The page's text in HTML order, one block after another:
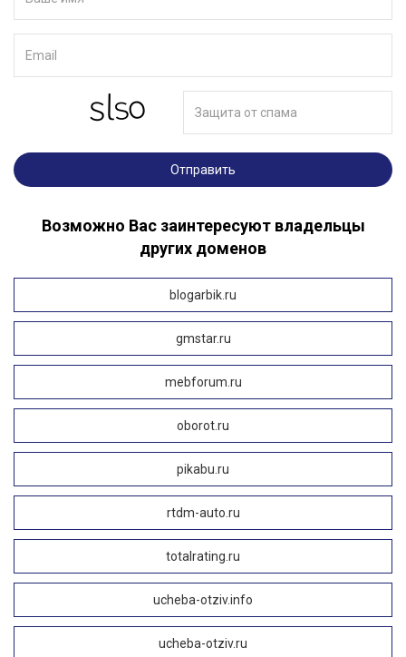
Отправить
Возможно Вас заинтересуют владельцы
других доменов
blogarbik.ru
gmstar.ru
mebforum.ru
oborot.ru
pikabu.ru
rtdm-auto.ru
totalrating.ru
ucheba-otziv.info
ucheba-otziv.ru